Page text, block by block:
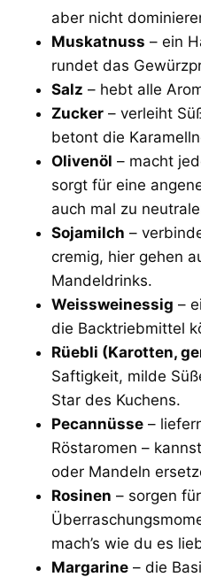
aber nicht
Muskatnuss – ein
rundet das
Salz – hebt alle
Zucker – verleiht
betont die
Olivenöl – macht
sorgt für eine
auch mal zu
Sojamilch –
cremig, hier gehen
Mandeldrinks.
Weissweinessig –
die Backtriebmittel
Rüebli (Karotten,
Saftigkeit, milde
Star des Kuchens.
Pecannüsse –
Röstaromen –
oder Mandeln
Rosinen – sorgen
mach’s wie du es
Margarine – die